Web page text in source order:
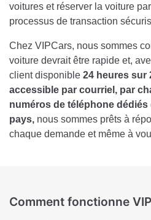
voitures et réserver la voiture
processus de transaction
Chez VIPCars, nous sommes
voiture devrait être rapide et,
client disponible 24 heures sur
accessible par courriel, par
numéros de téléphone
pays, nous sommes prêts à
chaque demande et même à
Comment fonctionne